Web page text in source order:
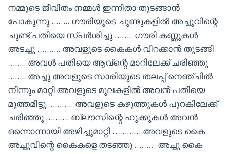
നമ്മുടെ ജീവിതം നമ്മൾ ഇന്നിതാ തുടങ്ങാൻ
പോകുന്നു …….. ഗൗരിയുടെ ചുണ്ടുകളിൽ അച്ചുവിന്റെ
ചുണ്ട് പതിയെ സ്പർശിച്ചു …….. ഗൗരി കണ്ണുകൾ
അടച്ചു ………. അവളുടെ കൈകൾ വിറക്കാൻ തുടങ്ങി
…….. അവൾ പതിയെ ആവ്ന്റെ മാറിലേക്ക് ചരിഞ്ഞു
…….. അച്ചു അവളുടെ സാരിയുടെ തലപ്പ് നെഞ്ചിൽ
നിന്നും മാറ്റി അവളുടെ മുലകളിൽ അവൻ പതിയെ
മുത്തമിട്ടു ……….. അവളുടെ കഴുത്തുകൾ പുറകിലേക്ക്
ചരിഞ്ഞു ………. ബ്ലൗസിന്റെ ഹുക്കുകൾ അവൻ
ഒന്നൊന്നായി അഴിച്ചുമാറ്റി ………… അവളുടെ കൈ
അച്ചുവിന്റെ കൈകളെ തടഞ്ഞു ……… അച്ചു കൈ